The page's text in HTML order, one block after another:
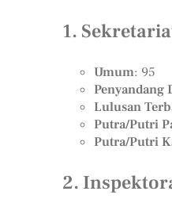
1.
Umum: 95
Penyandang
Lulusan
Putra/Putri
Putra/Putri
2.